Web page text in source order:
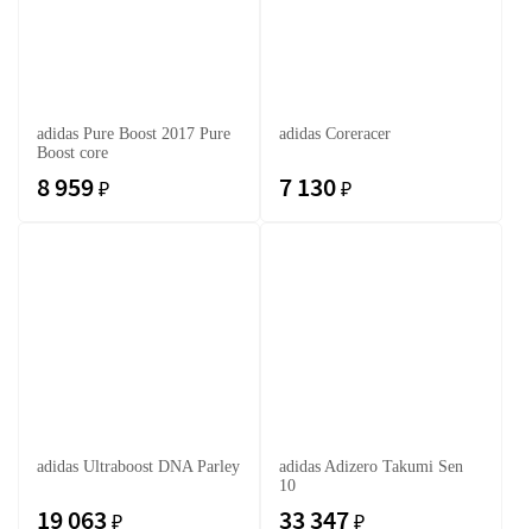
adidas Pure Boost 2017 Pure
Boost core
8 959 ₽
adidas Coreracer
7 130 ₽
adidas Ultraboost DNA Parley
19 063 ₽
adidas Adizero Takumi Sen
10
33 347 ₽